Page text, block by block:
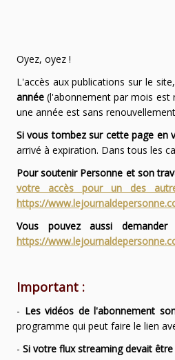
Oyez, oyez !
L'accès aux publications sur le
année(l'abonnement par mois est
une année est sans
Si vous tombez sur cette page en
arrivé à expiration. Dans tous les
Pour soutenir Personne et son
votre accès pour un des
https://
Vous pouvez aussi
https://
Important :
- Les vidéos de l'abonnement
programme qui peut faire le lien
- Si votre flux streaming devait être